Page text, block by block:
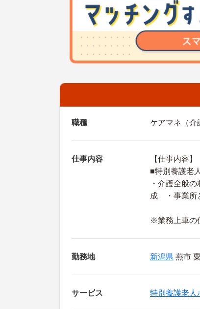
職種 ケアマネ（介
仕事内容
【仕事内容】
■特別養護老
・介護全般
成 ・事業所
※業務上車の
勤務地 新潟県 燕市
サービス 特別養護老人